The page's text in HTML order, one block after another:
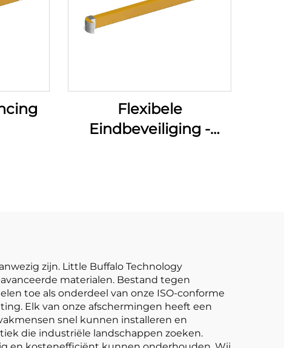
Flexibele
Eindbeveiliging -
zijn. Little Buffalo Technology
materialen. Bestand tegen
toe als onderdeel van onze ISO-conforme
Elk van onze afschermingen heeft een
snel kunnen installeren en
die industriële landschappen zoeken.